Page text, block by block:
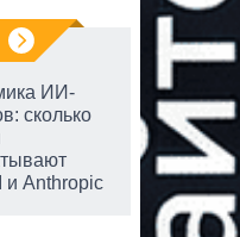
ИИ-
сколько
и Anthropic